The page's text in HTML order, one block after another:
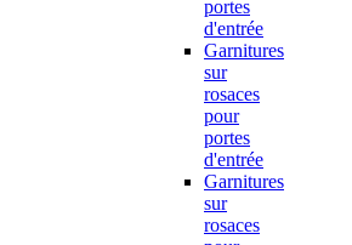
portes
d'entrée
Garnitures
sur
rosaces
pour
portes
d'entrée
Garnitures
sur
rosaces